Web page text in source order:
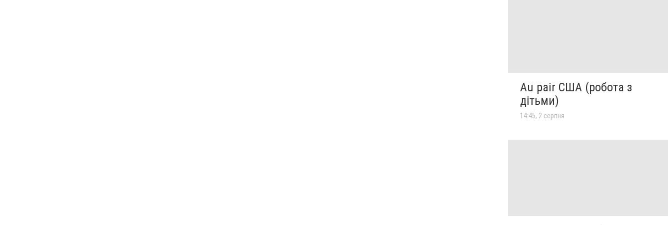
Au pair США (робота з
дітьми)
14:45, 2 серпня